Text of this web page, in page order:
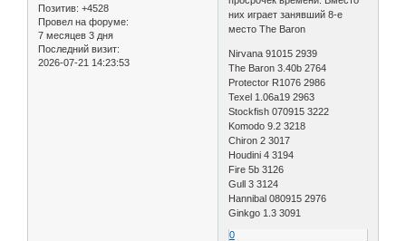
Позитив: +4528
Провел на форуме:
7 месяцев 3 дня
Последний визит:
2026-07-21 14:23:53
них играет занявший 8-е
место The Baron
Nirvana 91015 2939
The Baron 3.40b 2764
Protector R1076 2986
Texel 1.06a19 2963
Stockfish 070915 3222
Komodo 9.2 3218
Chiron 2 3017
Houdini 4 3194
Fire 5b 3126
Gull 3 3124
Hannibal 080915 2976
Ginkgo 1.3 3091
0